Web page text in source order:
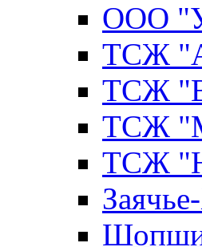
ООО
ТСЖ
ТСЖ
ТСЖ
ТСЖ